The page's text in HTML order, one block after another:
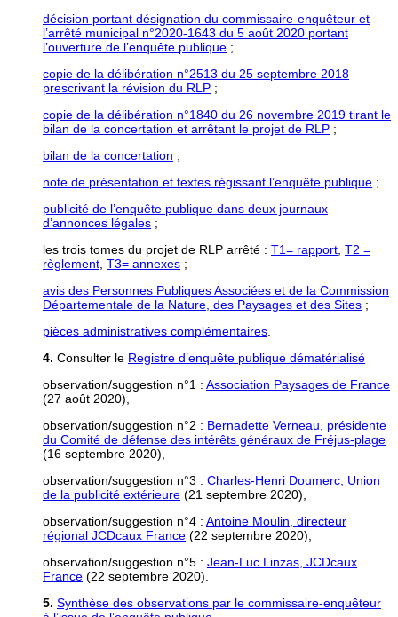
décision portant désignation du commissaire-enquêteur et
l’arrêté municipal n°2020-1643 du 5 août 2020 portant
l’ouverture de l’enquête publique ;
copie de la délibération n°2513 du 25 septembre 2018
prescrivant la révision du RLP ;
copie de la délibération n°1840 du 26 novembre 2019 tirant le
bilan de la concertation et arrêtant le projet de RLP ;
bilan de la concertation ;
note de présentation et textes régissant l’enquête publique ;
publicité de l’enquête publique dans deux journaux
d’annonces légales ;
les trois tomes du projet de RLP arrêté : T1= rapport T2 =
règlement T3= annexes ;
avis des Personnes Publiques Associées et de la Commission
Départementale de la Nature, des Paysages et des Sites ;
pièces administratives complémentaires
4. Consulter le Registre d’enquête publique dématérialisé
observation/suggestion n°1 : Association Paysages de France
(27 août 2020),
observation/suggestion n°2 : Bernadette Verneau, présidente
du Comité de défense des intérêts généraux de Fréjus-plage
(16 septembre 2020),
observation/suggestion n°3 : Charles-Henri Doumerc, Union
de la publicité extérieure (21 septembre 2020),
observation/suggestion n°4 : Antoine Moulin, directeur
régional JCDcaux France (22 septembre 2020),
observation/suggestion n°5 : Jean-Luc Linzas, JCDcaux
France (22 septembre 2020).
5. Synthèse des observations par le commissaire-enquêteur